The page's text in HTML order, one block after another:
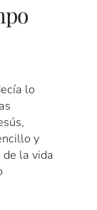
lo
y
la vida